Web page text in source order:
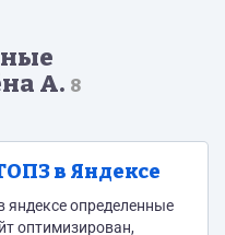
А. 8
в Яндексе
определенные